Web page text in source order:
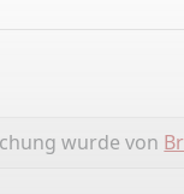
Sigebert I
wurde von